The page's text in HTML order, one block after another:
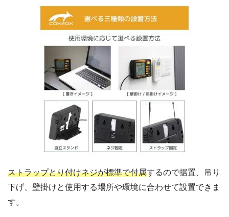
ストラップとり付けネジが標準で付属するので据置、吊り
下げ、壁掛けと使用する場所や環境に合わせて設置できま
す。